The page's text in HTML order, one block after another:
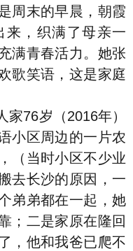
周末的早晨，朝霞
来，织满了母亲一
满青春活力。她张
歌笑语，这是家庭
76岁（2016年）
小区周边的一片农
（当时小区不少业
去长沙的原因，一
弟弟都在一起，她
；二是家原在隆回
，他和我爸已爬不